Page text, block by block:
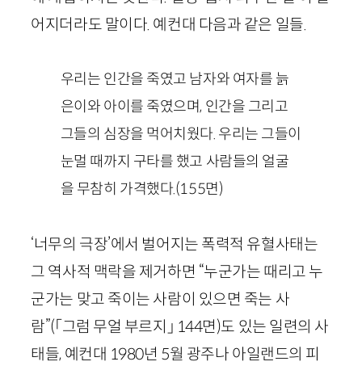
어지더라도 말이다. 예컨대 다음과 같은 일들.
우리는 인간을 죽였고 남자와 여자를 늙
은이와 아이를 죽였으며, 인간을 그리고
그들의 심장을 먹어치웠다. 우리는 그들이
눈멀 때까지 구타를 했고 사람들의 얼굴
을 무참히 가격했다.(155면)
‘너무의 극장’에서 벌어지는 폭력적 유혈사태는
그 역사적 맥락을 제거하면 “누군가는 때리고 누
군가는 맞고 죽이는 사람이 있으면 죽는 사
람”(「그럼 무얼 부르지」 144면)도 있는 일련의 사
태들, 예컨대 1980년 5월 광주나 아일랜드의 피